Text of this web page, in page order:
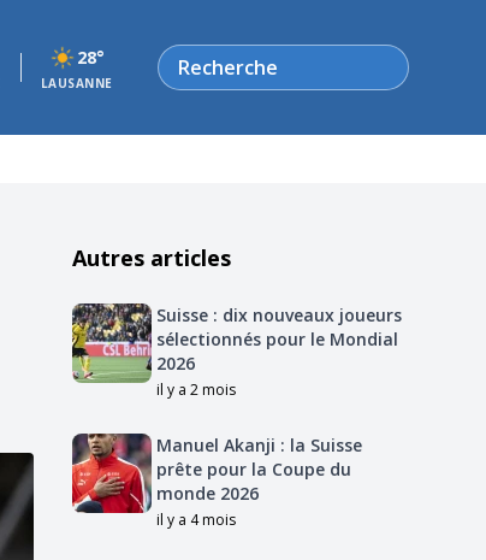
28°
LAUSANNE
Rechercher
Autres articles
Suisse : dix nouveaux joueurs
sélectionnés pour le Mondial
2026
il y a 2 mois
Manuel Akanji : la Suisse
prête pour la Coupe du
monde 2026
il y a 4 mois